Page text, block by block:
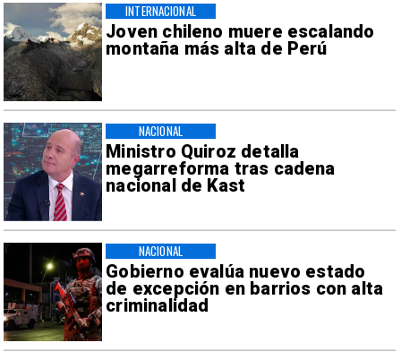
Joven chileno muere escalando
montaña más alta de Perú
INTERNACIONAL
Ministro Quiroz detalla
megarreforma tras cadena
nacional de Kast
NACIONAL
Gobierno evalúa nuevo estado
de excepción en barrios con alta
criminalidad
NACIONAL